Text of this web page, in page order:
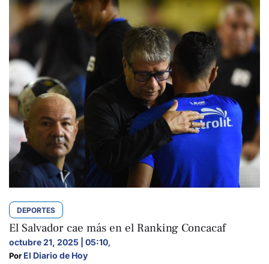
DEPORTES
El Salvador cae más en el Ranking Concacaf
octubre 21, 2025 | 05:10,
Por El Diario de Hoy